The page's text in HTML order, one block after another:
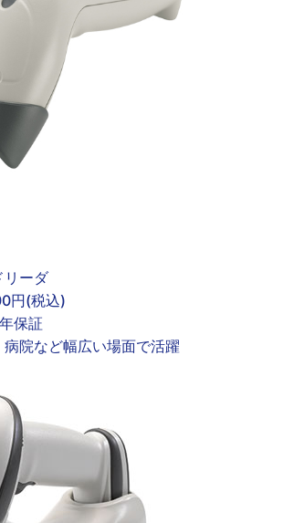
リーダ
円(税込)
保証
院など幅広い場面で活躍